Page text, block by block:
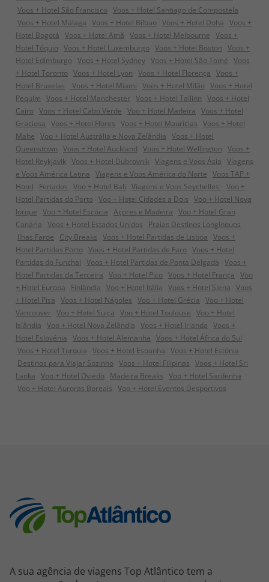
Voos + Hotel São Francisco Voos + Hotel Santiago de Compostela
Voos + Hotel Málaga Voos + Hotel Bilbao Voos + Hotel Doha Voos +
Hotel Bogotá Voos + Hotel Amã Voos + Hotel Melbourne Voos +
Hotel Tóquio Voos + Hotel Luxemburgo Voos + Hotel Boston Voos +
Hotel Edimburgo Voos + Hotel Sydney Voos + Hotel São Tomé Voos
+ Hotel Toronto Voos + Hotel Lyon Voos + Hotel Florença Voos +
Hotel Bruxelas
Voos + Hotel Miami Voos + Hotel Milão Voos + Hotel
Pequim Voos + Hotel Manchester Voos + Hotel Tallinn Voos + Hotel
Cairo Voos + Hotel Cabo Verde Voo + Hotel Madeira Voos + Hotel
Graciosa Voos + Hotel Flores Voos + Hotel Maurícias Voos + Hotel
Mahe Voo + Hotel Austrália e Nova Zelândia Voos + Hotel
Queenstown Voos + Hotel Auckland Voos + Hotel Wellington Voos +
Hotel Reykjavik Voos + Hotel Dubrovnik Viagens e Voos Ásia Viagens
e Voos América Latina Viagens e Voos América do Norte Voos TAP +
Hotel
Feriados Voo + Hotel Bali Viagens e Voos Seychelles
Voo +
Hotel Partidas do Porto Voo + Hotel Cidades a Dois Voo + Hotel Nova
Iorque Voo + Hotel Escócia Açores e Madeira Voo + Hotel Gran
Canária Voos + Hotel Estados Unidos
Praias Destinos Longínquos
Ilhas Faroe
City Breaks Voos + Hotel Partidas de Lisboa Voos +
Hotel Partidas Porto Voos + Hotel Partidas de Faro Voos + Hotel
Partidas do Funchal Voos + Hotel Partidas de Ponta Delgada Voos +
Hotel Partidas da Terceira Voo + Hotel Pico Voos + Hotel França Voo
+ Hotel Europa
Finlândia Voo + Hotel Itália Voos + Hotel Siena Voos
+ Hotel Pisa Voos + Hotel Nápoles Voo + Hotel Grécia Voo + Hotel
Vancouver Voo + Hotel Suiça Voo + Hotel Toulouse Voo + Hotel
Islândia Voo + Hotel Nova Zelândia Voos + Hotel Irlanda Voos +
Hotel Eslovénia Voos + Hotel Alemanha Voos + Hotel África do Sul
Voos + Hotel Turquia Voos + Hotel Espanha Voos + Hotel Estónia
Destinos para Viajar Sozinho Voos + Hotel Filipinas Voos + Hotel Sri
Lanka Voo + Hotel Oviedo Madeira Breaks Voo + Hotel Sardenha
Voo + Hotel Auroras Boreais Voo + Hotel Eventos Desportivos
A sua agência de viagens Top Atlântico tem a